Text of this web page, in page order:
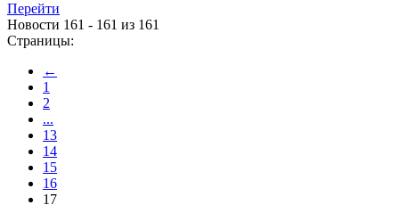
Перейти
Новости 161 - 161 из 161
Страницы:
←
1
2
...
13
14
15
16
17